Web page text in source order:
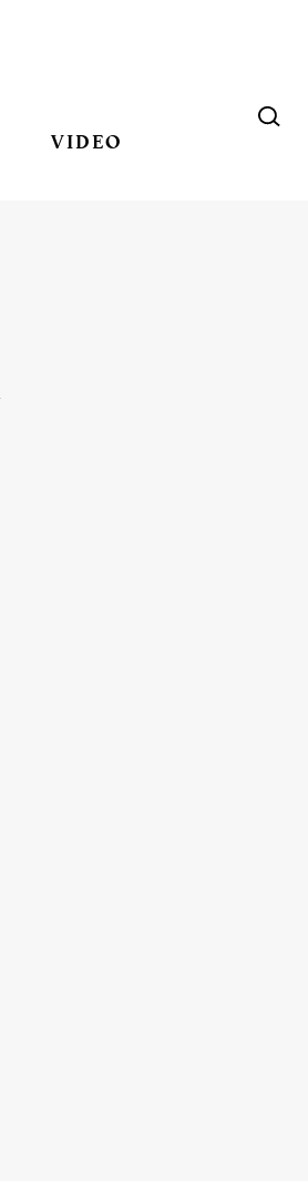
VIDEO